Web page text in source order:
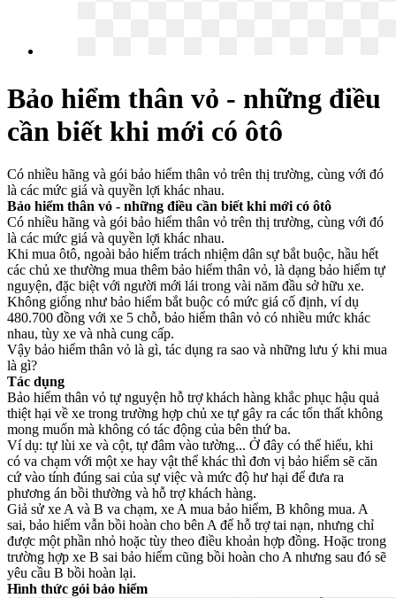
Bảo hiểm thân vỏ - những điều
cần biết khi mới có ôtô
Có nhiều hãng và gói bảo hiểm thân vỏ trên thị trường, cùng với đó
là các mức giá và quyền lợi khác nhau.
Bảo hiểm thân vỏ - những điều cần biết khi mới có ôtô
Có nhiều hãng và gói bảo hiểm thân vỏ trên thị trường, cùng với đó
là các mức giá và quyền lợi khác nhau.
Khi mua ôtô, ngoài bảo hiểm trách nhiệm dân sự bắt buộc, hầu hết
các chủ xe thường mua thêm bảo hiểm thân vỏ, là dạng bảo hiểm tự
nguyện, đặc biệt với người mới lái trong vài năm đầu sở hữu xe.
Không giống như bảo hiểm bắt buộc có mức giá cố định, ví dụ
480.700 đồng với xe 5 chỗ, bảo hiểm thân vỏ có nhiều mức khác
nhau, tùy xe và nhà cung cấp.
Vậy bảo hiểm thân vỏ là gì, tác dụng ra sao và những lưu ý khi mua
là gì?
Tác dụng
Bảo hiểm thân vỏ tự nguyện hỗ trợ khách hàng khắc phục hậu quả
thiệt hại về xe trong trường hợp chủ xe tự gây ra các tổn thất không
mong muốn mà không có tác động của bên thứ ba.
Ví dụ: tự lùi xe và cột, tự đâm vào tường... Ở đây có thể hiểu, khi
có va chạm với một xe hay vật thể khác thì đơn vị bảo hiểm sẽ căn
cứ vào tính đúng sai của sự việc và mức độ hư hại để đưa ra
phương án bồi thường và hỗ trợ khách hàng.
Giả sử xe A và B va chạm, xe A mua bảo hiểm, B không mua. A
sai, bảo hiểm vẫn bồi hoàn cho bên A để hỗ trợ tai nạn, nhưng chỉ
được một phần nhỏ hoặc tùy theo điều khoản hợp đồng. Hoặc trong
trường hợp xe B sai bảo hiểm cũng bồi hoàn cho A nhưng sau đó sẽ
yêu cầu B bồi hoàn lại.
Hình thức gói bảo hiểm